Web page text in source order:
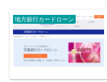
地方銀行カードローン